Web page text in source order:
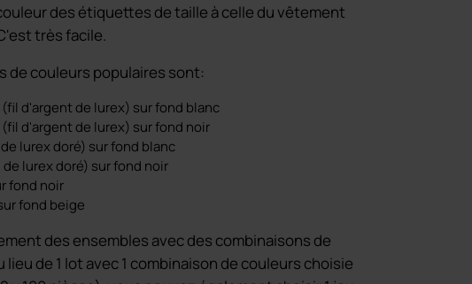
des étiquettes de taille à celle du vêtement
très facile.
de couleurs populaires sont:
d'argent de lurex) sur fond blanc
d'argent de lurex) sur fond noir
lurex doré) sur fond blanc
lurex doré) sur fond noir
fond noir
fond beige
des ensembles avec des combinaisons de
lieu de 1 lot avec 1 combinaison de couleurs choisie